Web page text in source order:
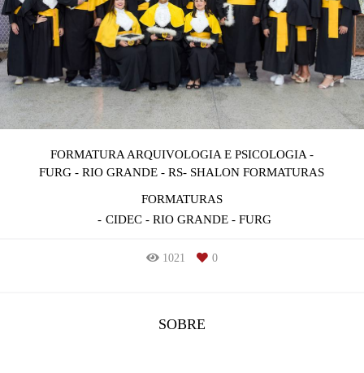
FORMATURA ARQUIVOLOGIA E PSICOLOGIA -
FURG - RIO GRANDE - RS- SHALON FORMATURAS
FORMATURAS
CIDEC - RIO GRANDE - FURG
1021 0
SOBRE